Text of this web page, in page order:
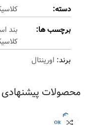
دسته:
برچسب ها:
بند
برند: اورینتال
محصولات پیشنهادی